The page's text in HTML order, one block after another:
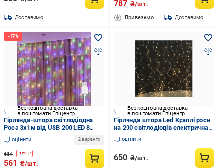
Доставимо
787 ₴/шт.
Привеземо Доставимо
Безкоштовна доставка
в поштомати Епіцентр
Гірлянда-штора світлодіодна
Роса 3x1м від USB 200 LED 8
режимів та статичний IP44
Мультиколор
оцінити 2 варіанти
684 -123 ₴
561 ₴/шт.
Безкоштовна доставка
в поштомати Епіцентр
Гірлянда штора Led Краплі роси
на 200 світлодіодів електрична
3х2 м Білий теплий
оцінити
650 ₴/шт.